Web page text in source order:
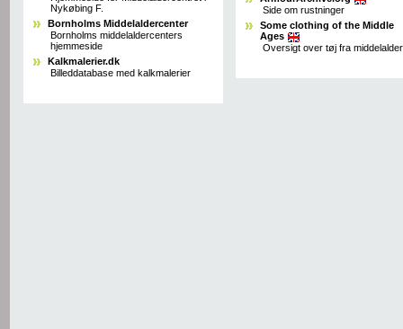
Nykøbing F.
Bornholms Middelaldercenter
Bornholms middelaldercenters
hjemmeside
Kalkmalerier.dk
Billeddatabase med kalkmalerier
Side om rustninger
Some clothing of the Middle
Ages
Oversigt over tøj fra